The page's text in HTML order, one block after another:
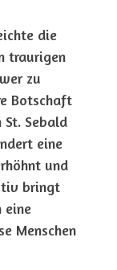
die
traurigen
zu
Botschaft
Sebald
eine
und
bringt
eine
Menschen